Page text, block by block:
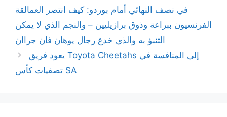
في نصف النهائي أمام بوردو: كيف انتصر العمالقة
الفرنسيون ببراعة وذوق برازيليين – والنجم الذي لا يمكن
التنبؤ به والذي خدع رجال يوهان فان جراان
يعود فريق Toyota Cheetahs إلى المنافسة في
تصفيات كأس SA